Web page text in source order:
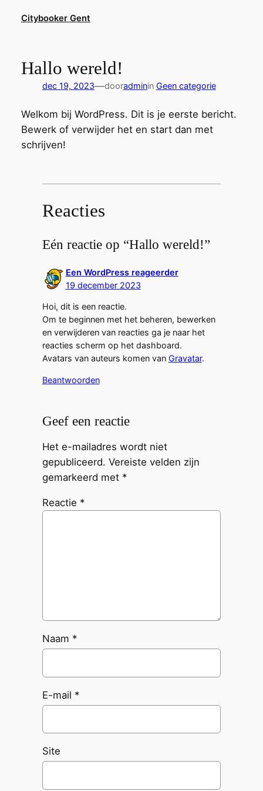
Citybooker Gent
Hallo wereld!
dec 19, 2023—dooradminin Geen categorie
Welkom bij WordPress. Dit is je eerste bericht.
Bewerk of verwijder het en start dan met
schrijven!
Reacties
Eén reactie op “Hallo wereld!”
Een WordPress reageerder
19 december 2023
Hoi, dit is een reactie.
Om te beginnen met het beheren, bewerken
en verwijderen van reacties ga je naar het
reacties scherm op het dashboard.
Avatars van auteurs komen van Gravatar.
Beantwoorden
Geef een reactie
Het e-mailadres wordt niet
gepubliceerd. Vereiste velden zijn
gemarkeerd met *
Reactie *
Naam *
E-mail *
Site